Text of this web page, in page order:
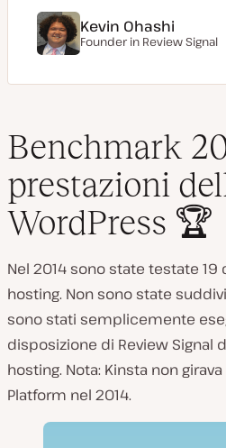
Kevin Ohashi
Founder in Review Signal
Benchmark
prestazioni
WordPress 🏆
Nel 2014 sono state testate 19
hosting. Non sono state
sono stati semplicemente
disposizione di Review Signal
hosting. Nota: Kinsta non
Platform nel 2014.